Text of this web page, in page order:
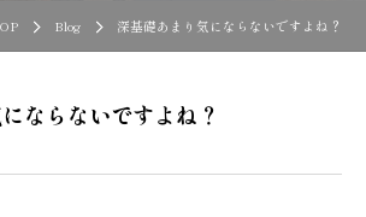
Blog 深基礎あまり気にならないですよね？
ならないですよね？